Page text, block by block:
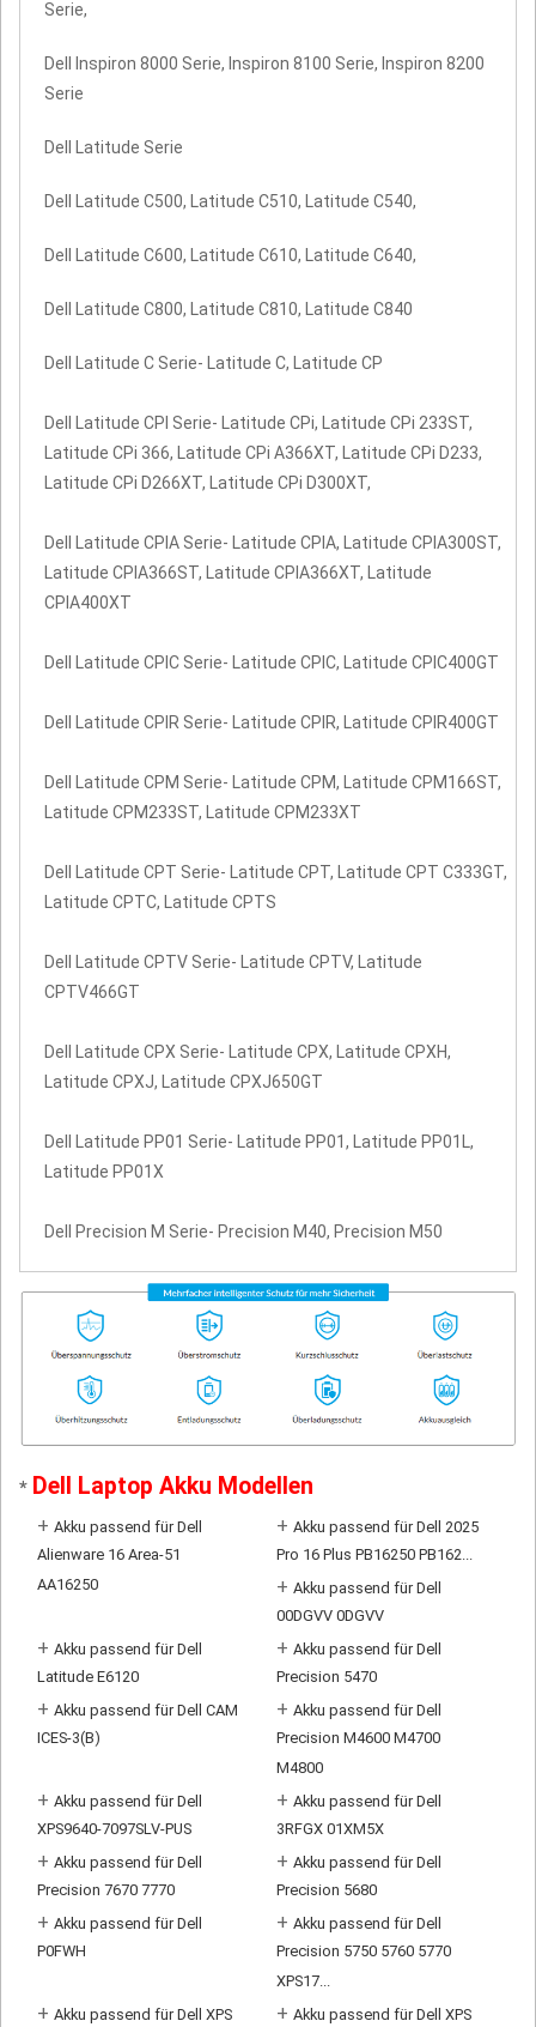
Serie,
Dell Inspiron 8000 Serie, Inspiron 8100 Serie, Inspiron 8200
Serie
Dell Latitude Serie
Dell Latitude C500, Latitude C510, Latitude C540,
Dell Latitude C600, Latitude C610, Latitude C640,
Dell Latitude C800, Latitude C810, Latitude C840
Dell Latitude C Serie- Latitude C, Latitude CP
Dell Latitude CPI Serie- Latitude CPi, Latitude CPi 233ST,
Latitude CPi 366, Latitude CPi A366XT, Latitude CPi D233,
Latitude CPi D266XT, Latitude CPi D300XT,
Dell Latitude CPIA Serie- Latitude CPIA, Latitude CPIA300ST,
Latitude CPIA366ST, Latitude CPIA366XT, Latitude
CPIA400XT
Dell Latitude CPIC Serie- Latitude CPIC, Latitude CPIC400GT
Dell Latitude CPIR Serie- Latitude CPIR, Latitude CPIR400GT
Dell Latitude CPM Serie- Latitude CPM, Latitude CPM166ST,
Latitude CPM233ST, Latitude CPM233XT
Dell Latitude CPT Serie- Latitude CPT, Latitude CPT C333GT,
Latitude CPTC, Latitude CPTS
Dell Latitude CPTV Serie- Latitude CPTV, Latitude
CPTV466GT
Dell Latitude CPX Serie- Latitude CPX, Latitude CPXH,
Latitude CPXJ, Latitude CPXJ650GT
Dell Latitude PP01 Serie- Latitude PP01, Latitude PP01L,
Latitude PP01X
Dell Precision M Serie- Precision M40, Precision M50
* Dell Laptop Akku Modellen
+ Akku passend für Dell
Alienware 16 Area-51
AA16250
+ Akku passend für Dell 2025
Pro 16 Plus PB16250 PB162...
+ Akku passend für Dell
00DGVV 0DGVV
+ Akku passend für Dell
Latitude E6120
+ Akku passend für Dell
Precision 5470
+ Akku passend für Dell CAM
ICES-3(B)
+ Akku passend für Dell
Precision M4600 M4700
M4800
+ Akku passend für Dell
XPS9640-7097SLV-PUS
+ Akku passend für Dell
3RFGX 01XM5X
+ Akku passend für Dell
Precision 7670 7770
+ Akku passend für Dell
Precision 5680
+ Akku passend für Dell
P0FWH
+ Akku passend für Dell
Precision 5750 5760 5770
XPS17...
+ Akku passend für Dell XPS + Akku passend für Dell XPS